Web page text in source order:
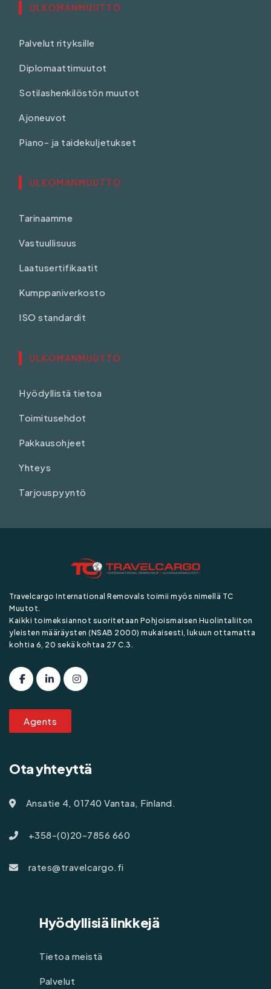
ULKOMANMUUTTO
Palvelut rityksille
Diplomaattimuutot
Sotilashenkilöstön muutot
Ajoneuvot
Piano- ja taidekuljetukset
ULKOMANMUUTTO
Tarinaamme
Vastuullisuus
Laatusertifikaatit
Kumppaniverkosto
ISO standardit
ULKOMANMUUTTO
Hyödyllistä tietoa
Toimitusehdot
Pakkausohjeet
Yhteys
Tarjouspyyntö
Travelcargo International Removals toimii myös nimellä TC
Muutot.
Kaikki toimeksiannot suoritetaan Pohjoismaisen Huolintaliiton
yleisten määräysten (NSAB 2000) mukaisesti, lukuun ottamatta
kohtia 6, 20 sekä kohtaa 27 C.3.
Agents
Ota yhteyttä
Ansatie 4, 01740 Vantaa, Finland.
+358-(0)20-7856 660
rates@travelcargo.fi
Hyödyllisiä linkkejä
Tietoa meistä
Palvelut